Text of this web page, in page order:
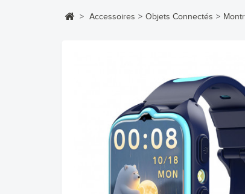
> Accessoires > Objets Connectés >